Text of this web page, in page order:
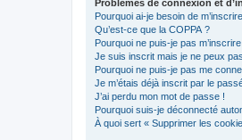
Problèmes de connexion et
Pourquoi ai-je besoin de
Qu’est-ce que la COPPA ?
Pourquoi ne puis-je pas
Je suis inscrit mais je ne peux
Pourquoi ne puis-je pas me
Je m’étais déjà inscrit par le
J’ai perdu mon mot de passe !
Pourquoi suis-je déconnecté
À quoi sert « Supprimer les